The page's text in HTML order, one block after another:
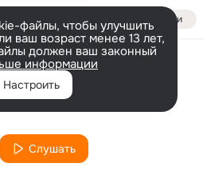
Войти
файлы, чтобы улучшить
ваш возраст менее 13 лет,
должен ваш законный
информации
Настроить
Исполнитель
NDSTPS
Слушать